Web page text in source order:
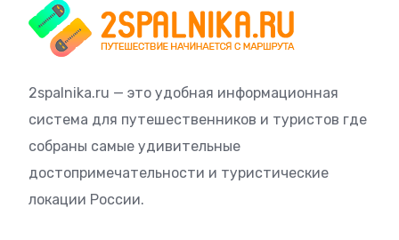
2spalnika.ru — это удобная информационная
система для путешественников и туристов где
собраны самые удивительные
достопримечательности и туристические
локации России.